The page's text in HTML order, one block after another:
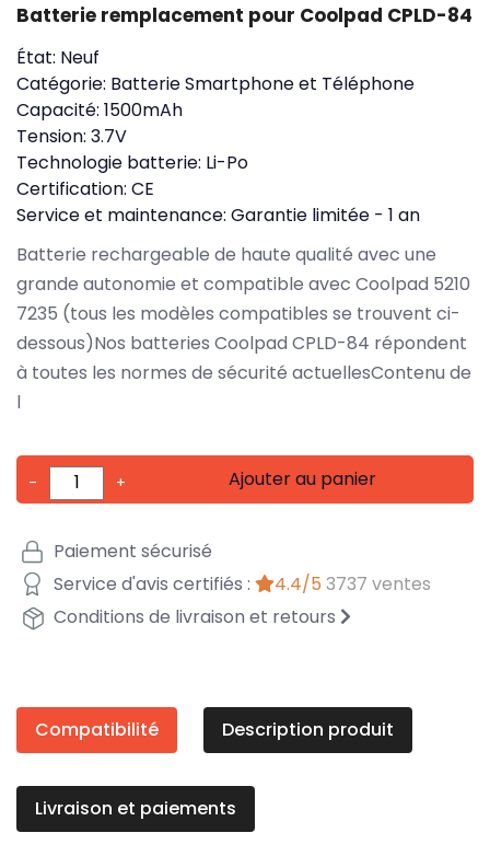
Batterie remplacement pour Coolpad CPLD-84
État: Neuf
Catégorie: Batterie Smartphone et Téléphone
Capacité: 1500mAh
Tension: 3.7V
Technologie batterie: Li-Po
Certification: CE
Service et maintenance: Garantie limitée - 1 an
Batterie rechargeable de haute qualité avec une
grande autonomie et compatible avec Coolpad 5210
7235 (tous les modèles compatibles se trouvent ci-
dessous)Nos batteries Coolpad CPLD-84 répondent
à toutes les normes de sécurité actuellesContenu de
l
- + Ajouter au panier
Paiement sécurisé
Service d'avis certifiés :
4.4/5 3737 ventes
Conditions de livraison et retours
Compatibilité Description produit
Livraison et paiements